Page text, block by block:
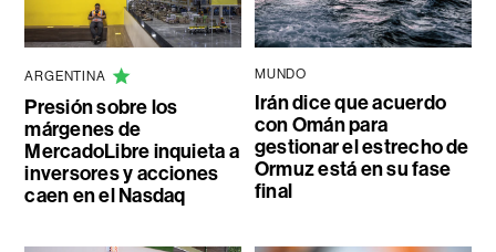
ARGENTINA
Presión sobre los
márgenes de
MercadoLibre inquieta a
inversores y acciones
caen en el Nasdaq
MUNDO
Irán dice que acuerdo
con Omán para
gestionar el estrecho de
Ormuz está en su fase
final